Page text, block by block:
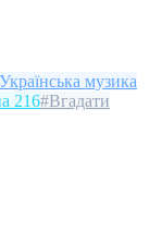
Українська музика
216#Вгадати